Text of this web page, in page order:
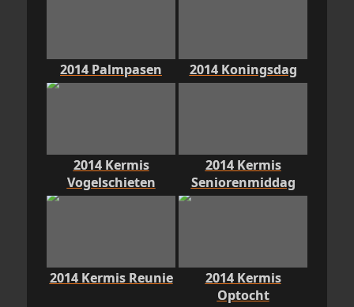
2014 Palmpasen 2014 Koningsdag
2014 Kermis
Vogelschieten
2014 Kermis
Seniorenmiddag
2014 Kermis Reunie
2014 Kermis
Optocht